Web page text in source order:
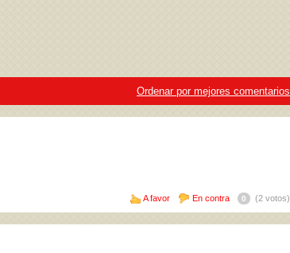
Ordenar por mejores comentarios
A favor En contra 0 (2 votos)